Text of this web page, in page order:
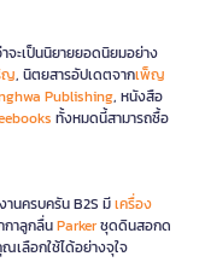
จะเป็นนิยายยอดนิยมอย่าง
ญ, นิตยสารอัปเดตจากเพ็ญ
Publishing, หนังสือ
ทั้งหมดนี้สามารถซื้อ
นครบครัน B2S มีเครื่อง
กาลูกลื่นParkerชุดดินสอกด
ณเลือกใช้ได้อย่างจุใจ